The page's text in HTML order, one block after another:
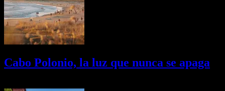
Cabo Polonio, la luz que nunca se apaga